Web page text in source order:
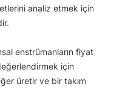
analiz etmek için
enstrümanların fiyat
için
üretir ve bir takım